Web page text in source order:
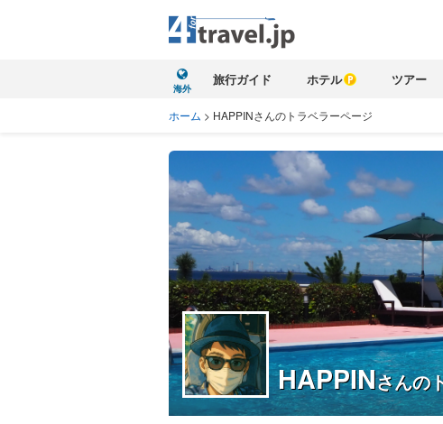
海外
旅行ガイド ホテル ツアー
ホーム > HAPPINさんのトラベラーページ
HAPPINさんの